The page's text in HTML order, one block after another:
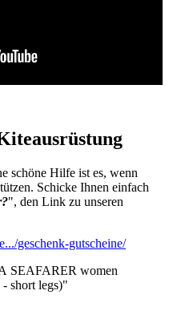
schöne Hilfe ist es, wenn
Schicke Ihnen einfach
", den Link zu unseren
geschenk-gutscheine/
SEAFARER women
short legs)"